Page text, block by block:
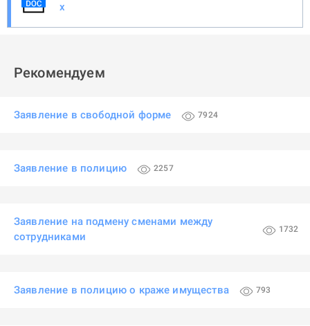
x
Рекомендуем
Заявление в свободной форме 7924
Заявление в полицию 2257
Заявление на подмену сменами между
сотрудниками
1732
Заявление в полицию о краже имущества 793